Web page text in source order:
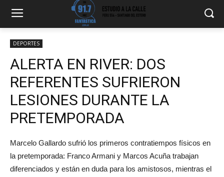
DEPORTES
ALERTA EN RIVER: DOS
REFERENTES SUFRIERON
LESIONES DURANTE LA
PRETEMPORADA
Marcelo Gallardo sufrió los primeros contratiempos físicos en
la pretemporada: Franco Armani y Marcos Acuña trabajan
diferenciados y están en duda para los amistosos, mientras el